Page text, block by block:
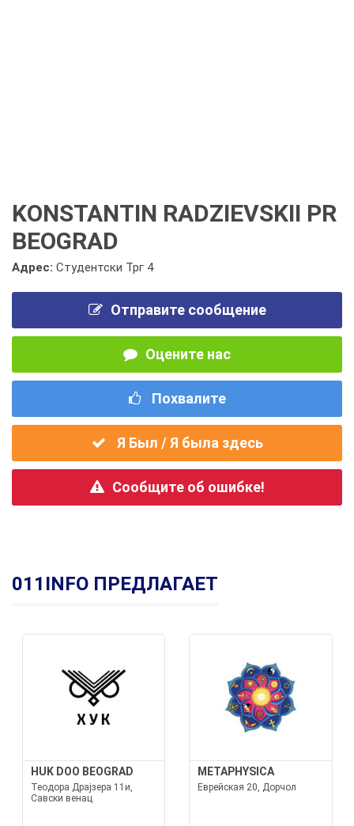
KONSTANTIN RADZIEVSKII PR
BEOGRAD
Адрес: Студентски Трг 4
Отправите сообщение
Оцените нас
Похвалите
Я Был / Я была здесь
Сообщите об ошибке!
011INFO ПРЕДЛАГАЕТ
HUK DOO BEOGRAD
Теодора Драјзера 11и,
Савски венац
METAPHYSICA
Еврейская 20, Дорчол